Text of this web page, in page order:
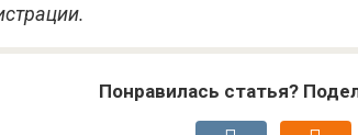
Понравилась статья?